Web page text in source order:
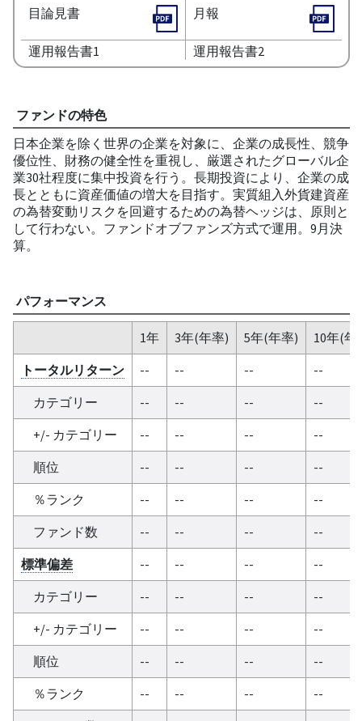
目論見書
月報
運用報告書1 運用報告書2
ファンドの特色
日本企業を除く世界の企業を対象に、企業の成長性、競争
優位性、財務の健全性を重視し、厳選されたグローバル企
業30社程度に集中投資を行う。長期投資により、企業の成
長とともに資産価値の増大を目指す。実質組入外貨建資産
の為替変動リスクを回避するための為替ヘッジは、原則と
して行わない。ファンドオブファンズ方式で運用。9月決
算。
パフォーマンス
1年 3年(年率) 5年(年率)
10年(年
トータルリターン
-- -- --
--
カテゴリー
-- -- --
--
+/- カテゴリー
-- -- --
--
順位
-- -- --
--
％ランク
-- -- --
--
ファンド数
-- -- --
--
標準偏差
-- -- --
--
カテゴリー
-- -- --
--
+/- カテゴリー
-- -- --
--
順位
-- -- --
--
％ランク
-- -- --
--